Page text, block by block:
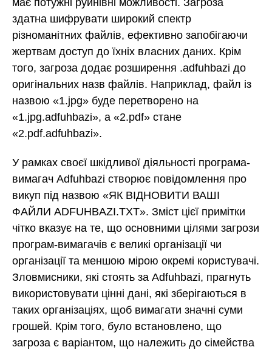
здатна шифрувати широкий спектр
різноманітних файлів, ефективно запобігаючи
жертвам доступ до їхніх власних даних. Крім
того, загроза додає розширення .adfuhbazi до
оригінальних назв файлів. Наприклад, файл із
назвою «1.jpg» буде перетворено на
«1.jpg.adfuhbazi», а «2.pdf» стане
«2.pdf.adfuhbazi».
У рамках своєї шкідливої діяльності програма-
вимагач Adfuhbazi створює повідомлення про
викуп під назвою «ЯК ВІДНОВИТИ ВАШІ
ФАЙЛИ ADFUHBAZI.TXT». Зміст цієї примітки
чітко вказує на те, що основними цілями загрози
програм-вимагачів є великі організації чи
організації та меншою мірою окремі користувачі.
Зловмисники, які стоять за Adfuhbazi, прагнуть
використовувати цінні дані, які зберігаються в
таких організаціях, щоб вимагати значні суми
грошей. Крім того, було встановлено, що
загроза є варіантом, що належить до сімейства